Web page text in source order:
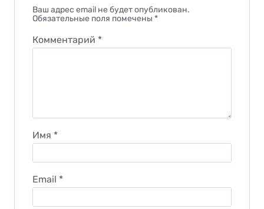
Ваш адрес email не будет опубликован.
Обязательные поля помечены *
Комментарий *
Имя *
Email *